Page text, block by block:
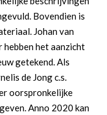
Bovendien is
Johan van
hebben het aanzicht
getekend. Als
de Jong c.s.
oorspronkelijke
Anno 2020 kan